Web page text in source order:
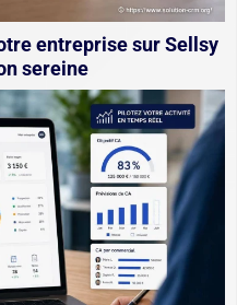
entreprise sur Sellsy
sereine